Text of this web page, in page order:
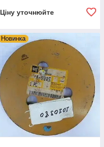
Ціну уточнюйте
Новинка